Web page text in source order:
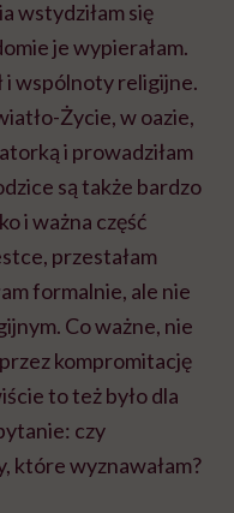
wstydziłam się
je wypierałam.
i wspólnoty religijne.
Życie, w oazie,
i prowadziłam
są także bardzo
i ważna część
przestałam
formalnie, ale nie
Co ważne, nie
kompromitację
to też było dla
czy
które wyznawałam?